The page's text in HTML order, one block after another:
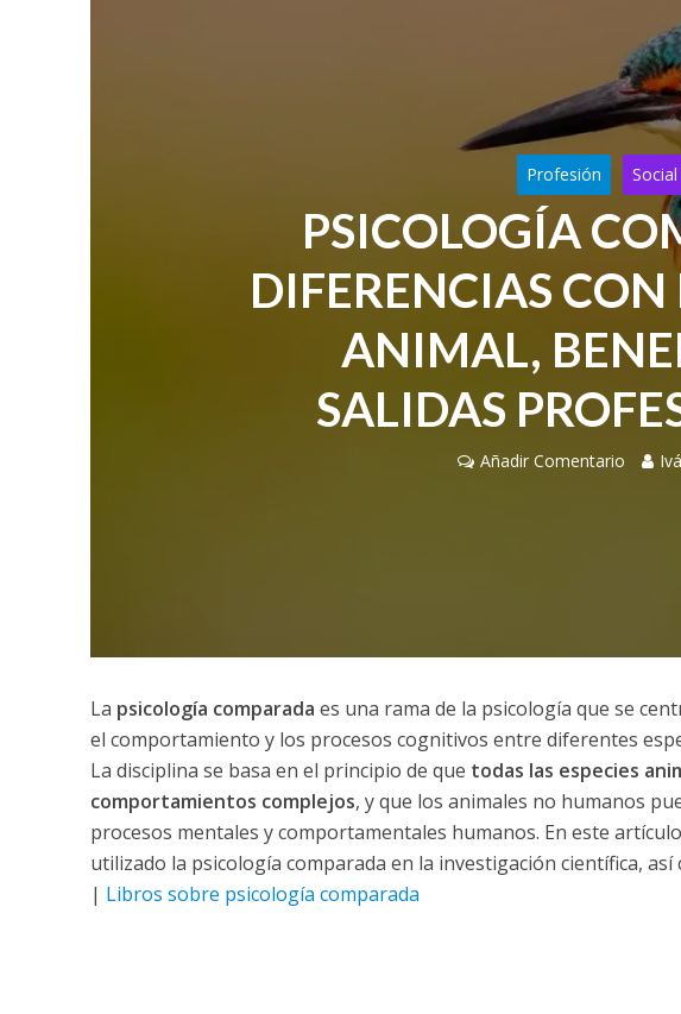
Profesión Social
PSICOLOGÍA
DIFERENCIAS
ANIMAL,
SALIDAS
Añadir Comentario
La psicología comparada es una rama de la psicología que se
el comportamiento y los procesos cognitivos entre diferentes
La disciplina se basa en el principio de que todas las especies
comportamientos complejos, y que los animales no humanos
procesos mentales y comportamentales humanos. En este
utilizado la psicología comparada en la investigación científica,
| Libros sobre psicología comparada